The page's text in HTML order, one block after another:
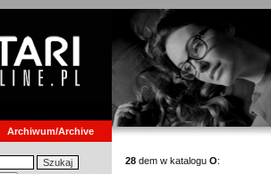
Archiwum/Archive
28 dem w katalogu O: